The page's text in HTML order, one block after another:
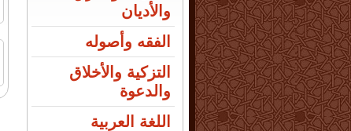
والأديان
الفقه وأصوله
التزكية والأخلاق
والدعوة
اللغة العربية